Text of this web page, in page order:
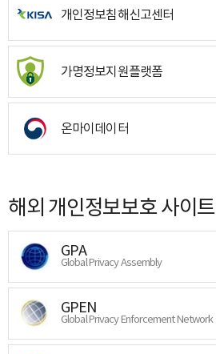
개인정보침해신고센터
가명정보지원플랫폼
온마이데이터
해외 개인정보보호 사이트
GPA
Global Privacy Assembly
GPEN
Global Privacy Enforcement Network